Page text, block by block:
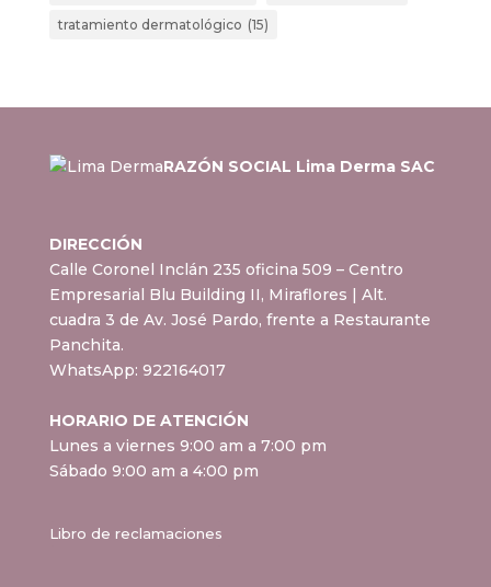
tratamiento dermatológico (15)
RAZÓN SOCIAL Lima Derma SAC
DIRECCIÓN
Calle Coronel Inclán 235 oficina 509 – Centro
Empresarial Blu Building II, Miraflores | Alt.
cuadra 3 de Av. José Pardo, frente a Restaurante
Panchita.
WhatsApp: 922164017
HORARIO DE ATENCIÓN
Lunes a viernes 9:00 am a 7:00 pm
Sábado 9:00 am a 4:00 pm
Libro de reclamaciones